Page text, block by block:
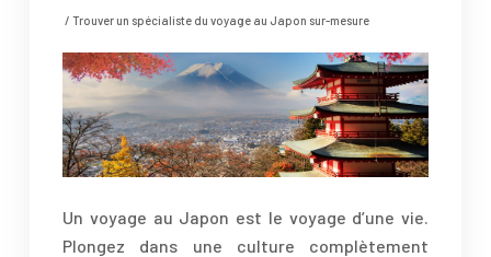
/ Trouver un spécialiste du voyage au Japon sur-mesure
Un voyage au Japon est le voyage d’une vie.
Plongez dans une culture complètement